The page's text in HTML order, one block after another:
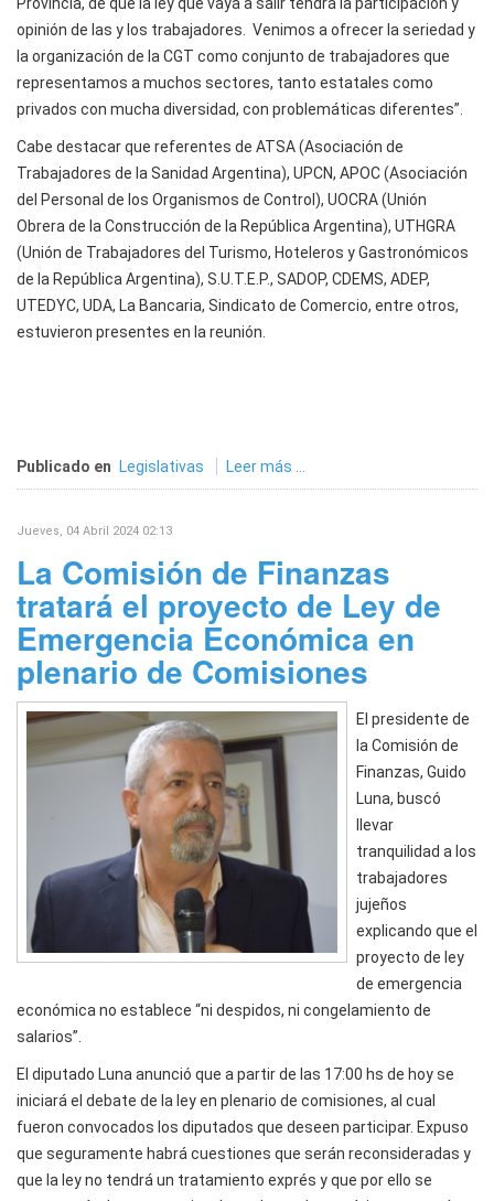
opinión de las y los trabajadores. Venimos a ofrecer la seriedad y
la organización de la CGT como conjunto de trabajadores que
representamos a muchos sectores, tanto estatales como
privados con mucha diversidad, con problemáticas diferentes”.
Cabe destacar que referentes de ATSA (Asociación de
Trabajadores de la Sanidad Argentina), UPCN, APOC (Asociación
del Personal de los Organismos de Control), UOCRA (Unión
Obrera de la Construcción de la República Argentina), UTHGRA
(Unión de Trabajadores del Turismo, Hoteleros y Gastronómicos
de la República Argentina), S.U.T.E.P., SADOP, CDEMS, ADEP,
UTEDYC, UDA, La Bancaria, Sindicato de Comercio, entre otros,
estuvieron presentes en la reunión.
Publicado en Legislativas Leer más ...
Jueves, 04 Abril 2024 02:13
La Comisión de Finanzas
tratará el proyecto de Ley de
Emergencia Económica en
plenario de Comisiones
El presidente de
la Comisión de
Finanzas, Guido
Luna, buscó
llevar
tranquilidad a los
trabajadores
jujeños
explicando que el
proyecto de ley
de emergencia
económica no establece “ni despidos, ni congelamiento de
salarios”.
El diputado Luna anunció que a partir de las 17:00 hs de hoy se
iniciará el debate de la ley en plenario de comisiones, al cual
fueron convocados los diputados que deseen participar. Expuso
que seguramente habrá cuestiones que serán reconsideradas y
que la ley no tendrá un tratamiento exprés y que por ello se